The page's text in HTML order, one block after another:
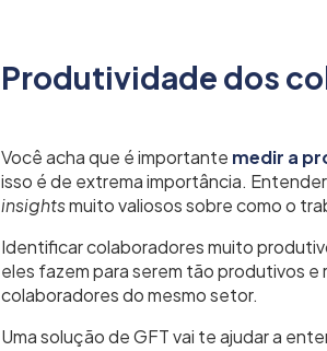
Produtividade dos
Você acha que é importante medir a
isso é de extrema importância.
insightsmuito valiosos sobre como o
Identificar colaboradores muito
eles fazem para serem tão produtivos
colaboradores do mesmo setor.
Uma solução de GFT vai te ajudar a